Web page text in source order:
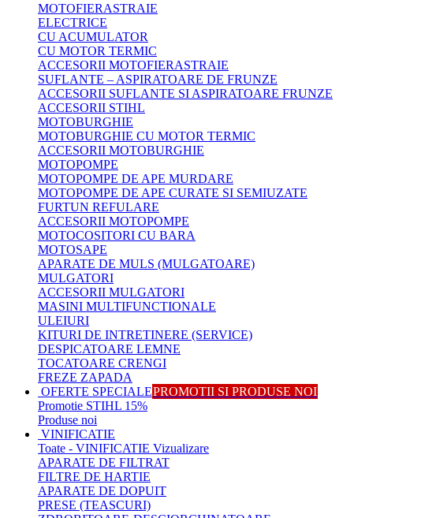
MOTOFIERASTRAIE
ELECTRICE
CU ACUMULATOR
CU MOTOR TERMIC
ACCESORII MOTOFIERASTRAIE
SUFLANTE – ASPIRATOARE DE FRUNZE
ACCESORII SUFLANTE SI ASPIRATOARE FRUNZE
ACCESORII STIHL
MOTOBURGHIE
MOTOBURGHIE CU MOTOR TERMIC
ACCESORII MOTOBURGHIE
MOTOPOMPE
MOTOPOMPE DE APE MURDARE
MOTOPOMPE DE APE CURATE SI SEMIUZATE
FURTUN REFULARE
ACCESORII MOTOPOMPE
MOTOCOSITORI CU BARA
MOTOSAPE
APARATE DE MULS (MULGATOARE)
MULGATORI
ACCESORII MULGATORI
MASINI MULTIFUNCTIONALE
ULEIURI
KITURI DE INTRETINERE (SERVICE)
DESPICATOARE LEMNE
TOCATOARE CRENGI
FREZE ZAPADA
OFERTE SPECIALEPROMOTII SI PRODUSE NOI
Promotie STIHL 15%
Produse noi
VINIFICATIE
Toate - VINIFICATIE Vizualizare
APARATE DE FILTRAT
FILTRE DE HARTIE
APARATE DE DOPUIT
PRESE (TEASCURI)